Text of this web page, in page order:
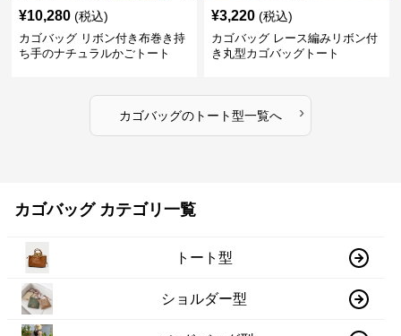
¥10,280 (税込)
カゴバッグ リボン付き布巻き持
ち手のナチュラルかごトート
¥3,220 (税込)
カゴバッグ レース編みリボン付
き丸型カゴバッグトート
カゴバッグのトート型一覧へ ›
カゴバッグ カテゴリ一覧
トート型
ショルダー型